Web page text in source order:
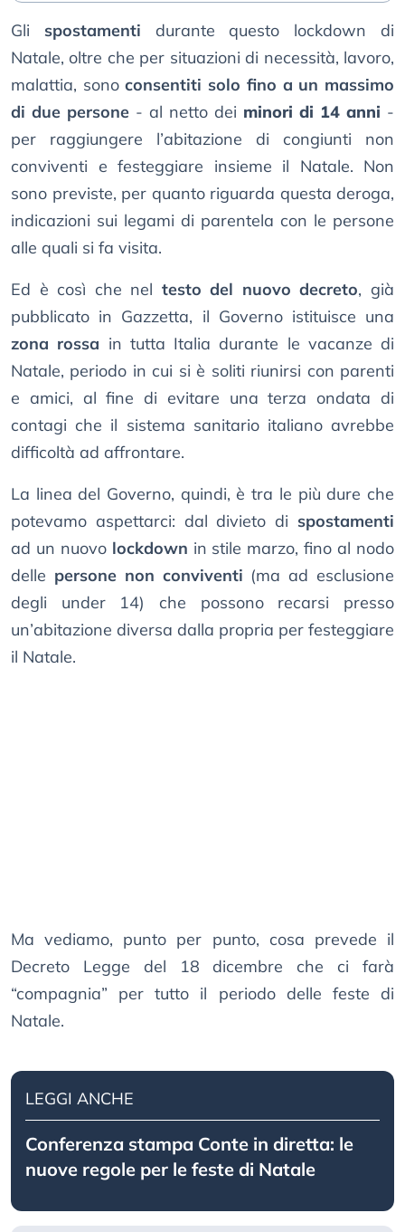
Gli spostamenti durante questo lockdown di
Natale, oltre che per situazioni di necessità, lavoro,
malattia, sonoconsentiti solo fino a un massimo
di due persone - al netto dei minori di 14 anni -
per raggiungere l’abitazione di congiunti non
conviventi e festeggiare insieme il Natale. Non
sono previste, per quanto riguarda questa deroga,
indicazioni sui legami di parentela con le persone
alle quali si fa visita.
Ed è così che nel testo del nuovo decreto, già
pubblicato in Gazzetta, il Governo istituisce una
zona rossa in tutta Italia durante le vacanze di
Natale, periodo in cui si è soliti riunirsi con parenti
e amici, al fine di evitare una terza ondata di
contagi che il sistema sanitario italiano avrebbe
difficoltà ad affrontare.
La linea del Governo, quindi, è tra le più dure che
potevamo aspettarci: dal divieto di spostamenti
ad un nuovo lockdown in stile marzo, fino al nodo
delle persone non conviventi (ma ad esclusione
degli under 14) che possono recarsi presso
un’abitazione diversa dalla propria per festeggiare
il Natale.
Ma vediamo, punto per punto, cosa prevede il
Decreto Legge del 18 dicembre che ci farà
“compagnia” per tutto il periodo delle feste di
Natale.
LEGGI ANCHE
Conferenza stampa Conte in diretta: le
nuove regole per le feste di Natale